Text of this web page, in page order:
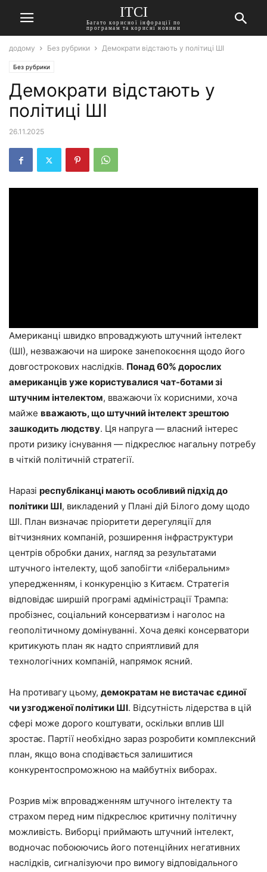
ITCI
Багато корисної інфорації по
програмам та корисні новини
додому Без рубрики Демократи відстають у політиці ШІ
Без рубрики
Демократи відстають у
політиці ШІ
26.11.2025
Американці швидко впроваджують штучний інтелект
(ШІ), незважаючи на широке занепокоєння щодо його
довгострокових наслідків. Понад 60% дорослих
американців уже користувалися чат-ботами зі
штучним інтелектом, вважаючи їх корисними, хоча
майже вважають, що штучний інтелект зрештою
зашкодить людству. Ця напруга — власний інтерес
проти ризику існування — підкреслює нагальну потребу
в чіткій політичній стратегії.
Наразі республіканці мають особливий підхід до
політики ШІ, викладений у Плані дій Білого дому щодо
ШІ. План визначає пріоритети дерегуляції для
вітчизняних компаній, розширення інфраструктури
центрів обробки даних, нагляд за результатами
штучного інтелекту, щоб запобігти «ліберальним»
упередженням, і конкуренцію з Китаєм. Стратегія
відповідає ширшій програмі адміністрації Трампа:
пробізнес, соціальний консерватизм і наголос на
геополітичному домінуванні. Хоча деякі консерватори
критикують план як надто сприятливий для
технологічних компаній, напрямок ясний.
На противагу цьому, демократам не вистачає єдиної
чи узгодженої політики ШІ. Відсутність лідерства в цій
сфері може дорого коштувати, оскільки вплив ШІ
зростає. Партії необхідно зараз розробити комплексний
план, якщо вона сподівається залишитися
конкурентоспроможною на майбутніх виборах.
Розрив між впровадженням штучного інтелекту та
страхом перед ним підкреслює критичну політичну
можливість. Виборці приймають штучний інтелект,
водночас побоюючись його потенційних негативних
наслідків, сигналізуючи про вимогу відповідального